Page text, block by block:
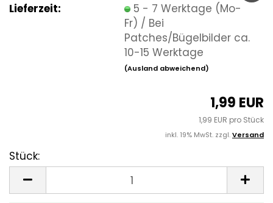
Lieferzeit:
5 - 7 Werktage (Mo-
Fr) / Bei
Patches/Bügelbilder ca.
10-15 Werktage
(Ausland abweichend)
1,99 EUR
1,99 EUR pro Stück
inkl. 19% MwSt. zzgl.Versand
Stück: